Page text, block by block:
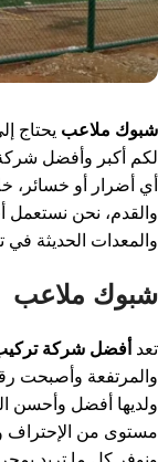
شبوك ملاعب يحتاج
لكم أكبر وأفضل
أي أضرار أو خسائر،
والقدم، نحن نستعمل
والمعدات الحديثة
شبوك ملاعب
تعدأفضل شركة
والمرتفعة وأصبحت
ولديها أفضل وأحسن
مستوى من الإحتراف